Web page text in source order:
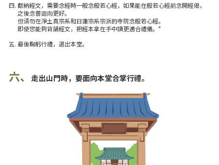
四. 獻納經文，需要念經時一般念般若心經，如果能在般若心經前念開經偈，
之後念普迴向更好。
但请勿在淨土真宗系和日蓮宗系宗派的寺院念般若心經。
即使您能夠背誦經文，把經本拿在手中讀更適合禮儀。"
五. 最後鞠躬行禮，退出本堂。
六、 走出山門時，要面向本堂合掌行禮。